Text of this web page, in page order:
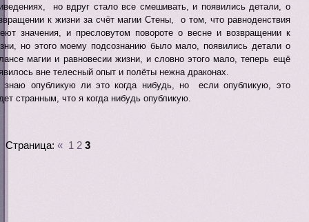
но вдруг стало все смешивать, и появились детали, о
к жизни за счёт магии Стены, о том, что равноденствия
значения, и пресловутом повороте о весне и возвращении к
но этого моему подсознанию было мало, появились детали о
магии и равновесии жизни, и словно этого мало, теперь ещё
вне телесный опыт и полёты нежна драконах.
знаю опубликую ли это когда нибудь, но если опубликую, это
странным, что я когда нибудь опубликую.
Страница: « 1 2 3